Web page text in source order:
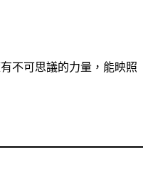
不可思議的力量，能映照